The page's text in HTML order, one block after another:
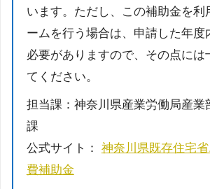
います。ただし、この補助金を利
ームを行う場合は、申請した年度
必要がありますので、その点には
てください。
担当課：神奈川県産業労働局産業
課
公式サイト： 神奈川県既存住宅
費補助金